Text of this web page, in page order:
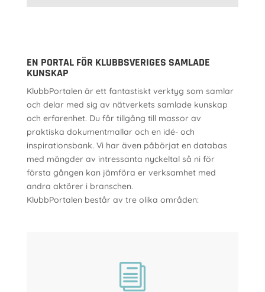
EN PORTAL FÖR KLUBBSVERIGES SAMLADE
KUNSKAP
KlubbPortalen är ett fantastiskt verktyg som samlar
och delar med sig av nätverkets samlade kunskap
och erfarenhet. Du får tillgång till massor av
praktiska dokumentmallar och en idé- och
inspirationsbank. Vi har även påbörjat en databas
med mängder av intressanta nyckeltal så ni för
första gången kan jämföra er verksamhet med
andra aktörer i branschen.
KlubbPortalen består av tre olika områden:
i